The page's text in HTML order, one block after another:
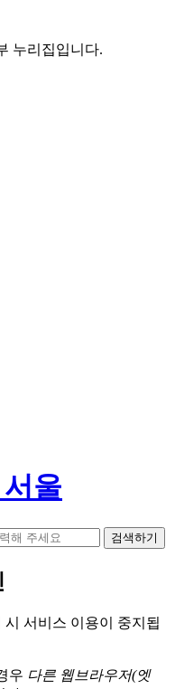
누리집입니다.
울
검색하기
서비스 이용이 중지됩
우 다른 웹브라우저(엣